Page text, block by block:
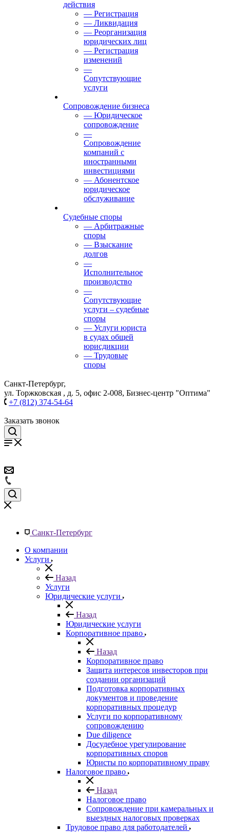
действия
— Регистрация
— Ликвидация
— Реорганизация
юридических лиц
— Регистрация
изменений
—
Сопутствующие
услуги
Сопровождение бизнеса
— Юридическое
сопровождение
—
Сопровождение
компаний с
иностранными
инвестициями
— Абонентское
юридическое
обслуживание
Судебные споры
— Арбитражные
споры
— Взыскание
долгов
—
Исполнительное
производство
—
Сопутствующие
услуги – судебные
споры
— Услуги юриста
в судах общей
юрисдикции
— Трудовые
споры
Санкт-Петербург,
ул. Торжковская , д. 5, офис 2-008, Бизнес-центр "Оптима"
+7 (812) 374-54-64
Заказать звонок
Санкт-Петербург
О компании
Услуги
Назад
Услуги
Юридические услуги
Назад
Юридические услуги
Корпоративное право
Назад
Корпоративное право
Защита интересов инвесторов при
создании организаций
Подготовка корпоративных
документов и проведение
корпоративных процедур
Услуги по корпоративному
сопровождению
Due diligence
Досудебное урегулирование
корпоративных споров
Юристы по корпоративному праву
Налоговое право
Назад
Налоговое право
Сопровождение при камеральных и
выездных налоговых проверках
Трудовое право для работодателей